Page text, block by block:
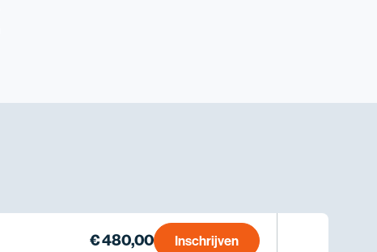
€ 480,00 Inschrijven